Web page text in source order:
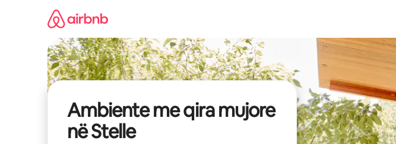
Ambiente me qira mujore
në Stelle